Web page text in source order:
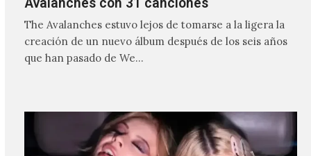
The Avalanches estuvo lejos de tomarse a la ligera la
creación de un nuevo álbum después de los seis años
que han pasado de We…